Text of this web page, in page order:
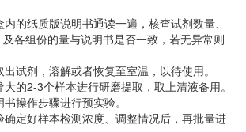
的纸质版说明书通读一遍，核查试剂数量、
各组份的量与说明书是否一致，若无异常则
试剂，溶解或者恢复至室温，以待使用。
的2-3个样本进行研磨提取，取上清液备用。
操作步骤进行预实验。
定好样本检测浓度、调整情况后，再批量进